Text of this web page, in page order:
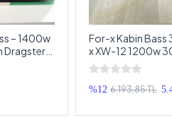
– 1400w
Dragster
For-x Kabin Bass
x XW-12 1200w
Kabinli Subwoofer
%12 6.193,85 TL